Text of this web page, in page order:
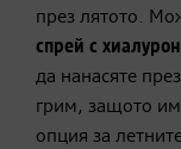
през лятото.
спрей с хиалурон
да нанасяте
грим, защото
опция за